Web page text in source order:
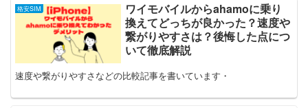
格安SIM
ワイモバイルからahamoに乗り
換えてどっちが良かった？速度や
繋がりやすさは？後悔した点につ
いて徹底解説
速度や繋がりやすさなどの比較記事を書いています・